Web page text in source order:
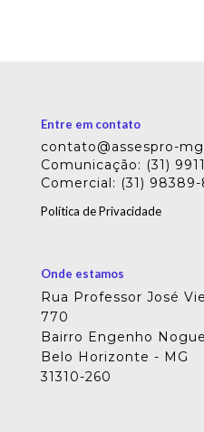
Entre em contato
contato@assespro-
Comunicação: (31)
Comercial: (31) 98389-
Política de Privacidade
Onde estamos
Rua Professor José
770
Bairro Engenho
Belo Horizonte - MG
31310-260